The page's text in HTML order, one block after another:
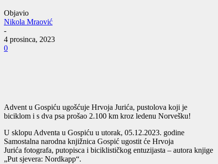
Objavio
Nikola Mraović
-
4 prosinca, 2023
0
Advent u Gospiću ugošćuje Hrvoja Jurića, pustolova koji je
biciklom i s dva psa prošao 2.100 km kroz ledenu Norvešku!
U sklopu Adventa u Gospiću u utorak, 05.12.2023. godine
Samostalna narodna knjižnica Gospić ugostit će Hrvoja
Jurića fotografa, putopisca i biciklističkog entuzijasta – autora knjige
„Put sjevera: Nordkapp“.